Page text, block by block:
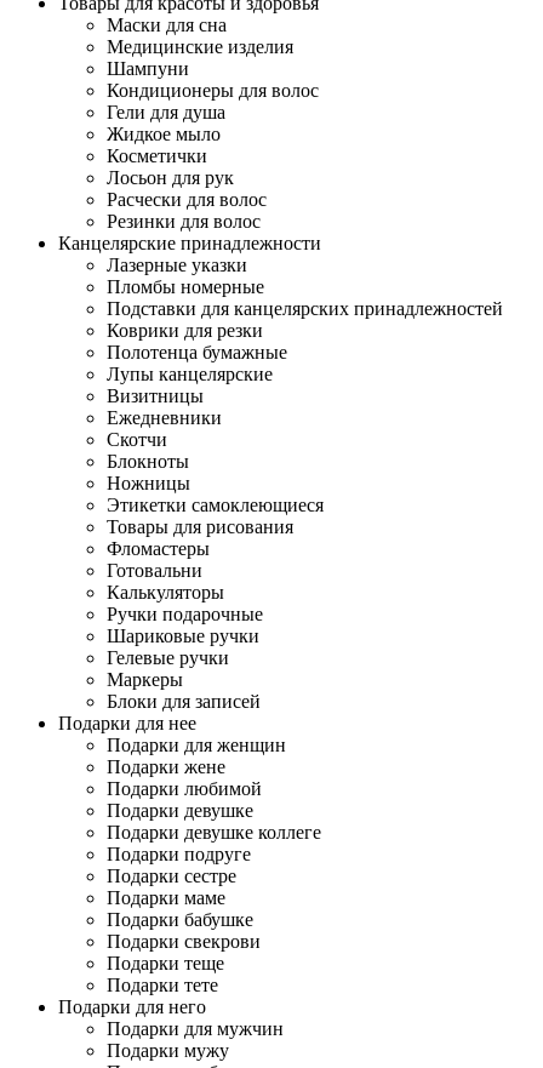
Маски для сна
Медицинские изделия
Шампуни
Кондиционеры для волос
Гели для душа
Жидкое мыло
Косметички
Лосьон для рук
Расчески для волос
Резинки для волос
Канцелярские принадлежности
Лазерные указки
Пломбы номерные
Подставки для канцелярских принадлежностей
Коврики для резки
Полотенца бумажные
Лупы канцелярские
Визитницы
Ежедневники
Скотчи
Блокноты
Ножницы
Этикетки самоклеющиеся
Товары для рисования
Фломастеры
Готовальни
Калькуляторы
Ручки подарочные
Шариковые ручки
Гелевые ручки
Маркеры
Блоки для записей
Подарки для нее
Подарки для женщин
Подарки жене
Подарки любимой
Подарки девушке
Подарки девушке коллеге
Подарки подруге
Подарки сестре
Подарки маме
Подарки бабушке
Подарки свекрови
Подарки теще
Подарки тете
Подарки для него
Подарки для мужчин
Подарки мужу